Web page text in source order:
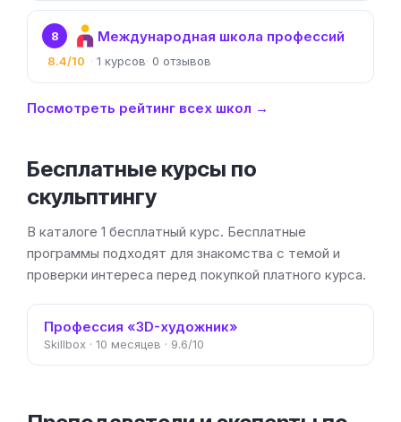
8 Международная школа профессий
8.4/10 1 0
Посмотреть рейтинг всех школ →
Бесплатные курсы по
скульптингу
В каталоге 1 бесплатный курс. Бесплатные
программы подходят для знакомства с темой и
проверки интереса перед покупкой платного курса.
Профессия «3D-художник»
Skillbox · 10 месяцев · 9.6/10